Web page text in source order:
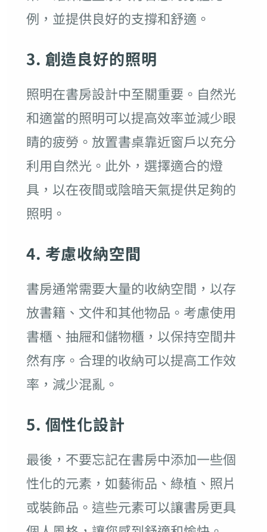
例，並提供良好的支撐和舒適。
3. 創造良好的照明
照明在書房設計中至關重要。自然光
和適當的照明可以提高效率並減少眼
睛的疲勞。放置書桌靠近窗戶以充分
利用自然光。此外，選擇適合的燈
具，以在夜間或陰暗天氣提供足夠的
照明。
4. 考慮收納空間
書房通常需要大量的收納空間，以存
放書籍、文件和其他物品。考慮使用
書櫃、抽屜和儲物櫃，以保持空間井
然有序。合理的收納可以提高工作效
率，減少混亂。
5. 個性化設計
最後，不要忘記在書房中添加一些個
性化的元素，如藝術品、綠植、照片
或裝飾品。這些元素可以讓書房更具